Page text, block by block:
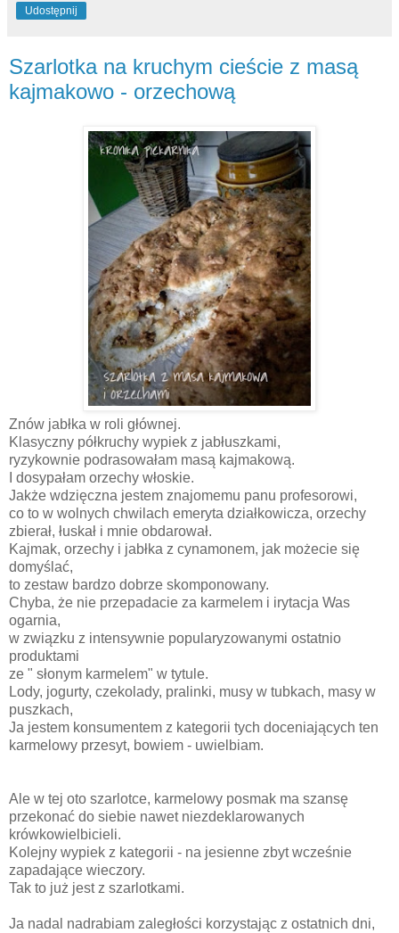
Udostępnij
Szarlotka na kruchym cieście z masą
kajmakowo - orzechową
Znów jabłka w roli głównej.
Klasyczny półkruchy wypiek z jabłuszkami,
ryzykownie podrasowałam masą kajmakową.
I dosypałam orzechy włoskie.
Jakże wdzięczna jestem znajomemu panu profesorowi,
co to w wolnych chwilach emeryta działkowicza, orzechy
zbierał, łuskał i mnie obdarował.
Kajmak, orzechy i jabłka z cynamonem, jak możecie się
domyślać,
to zestaw bardzo dobrze skomponowany.
Chyba, że nie przepadacie za karmelem i irytacja Was
ogarnia,
w związku z intensywnie popularyzowanymi ostatnio
produktami
ze " słonym karmelem" w tytule.
Lody, jogurty, czekolady, pralinki, musy w tubkach, masy w
puszkach,
Ja jestem konsumentem z kategorii tych doceniających ten
karmelowy przesyt, bowiem - uwielbiam.
Ale w tej oto szarlotce, karmelowy posmak ma szansę
przekonać do siebie nawet niezdeklarowanych
krówkowielbicieli.
Kolejny wypiek z kategorii - na jesienne zbyt wcześnie
zapadające wieczory.
Tak to już jest z szarlotkami.
Ja nadal nadrabiam zaległości korzystając z ostatnich dni,